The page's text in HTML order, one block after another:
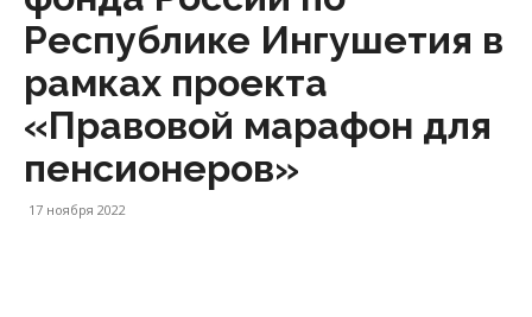
Республике
Ингушетия
Республике Ингушетия в
рамках проекта
«Правовой марафон для
пенсионеров»
17 ноября 2022